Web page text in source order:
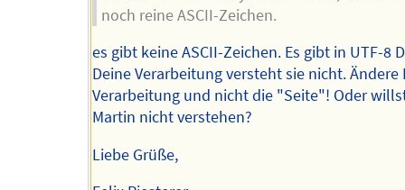
noch reine ASCII-Zeichen.
es gibt keine ASCII-Zeichen. Es gibt in UTF-8
Deine Verarbeitung versteht sie nicht. Ändere
Verarbeitung und nicht die "Seite"! Oder
Martin nicht verstehen?
Liebe Grüße,